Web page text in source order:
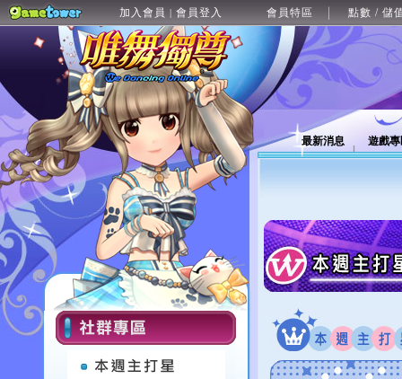
加入會員 | 會員登入 會員特區 點數 / 儲
最新消息 遊戲